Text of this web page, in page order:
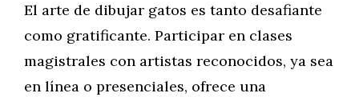
El arte de dibujar gatos es tanto desafiante
como gratificante. Participar en clases
magistrales con artistas reconocidos, ya sea
en línea o presenciales, ofrece una